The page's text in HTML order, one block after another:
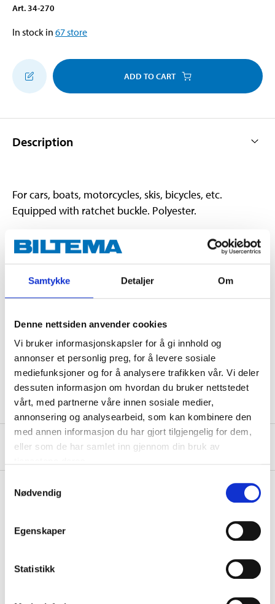
Samtykke Detaljer Om
Denne nettsiden anvender cookies
Vi bruker informasjonskapsler for å gi innhold og
annonser et personlig preg, for å levere sosiale
mediefunksjoner og for å analysere trafikken vår. Vi deler
dessuten informasjon om hvordan du bruker nettstedet
vårt, med partnerne våre innen sosiale medier,
annonsering og analysearbeid, som kan kombinere den
med annen informasjon du har gjort tilgjengelig for dem,
eller som de har samlet inn gjennom din bruk av
Nødvendig
Egenskaper
Statistikk
Art. 34-270
In stock in 67store
ADD TO CART
Description
For cars, boats, motorcycles, skis, bicycles, etc.
Equipped with ratchet buckle. Polyester.
Technical specifications
Width
25 mm
Quantity
2 pcs
About the manufacturer
Pay & Collect in your local store within 2 hours!